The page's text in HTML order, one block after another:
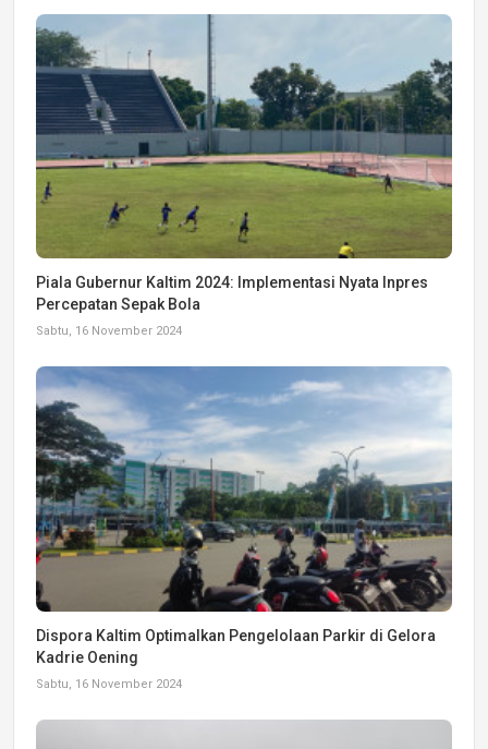
Piala Gubernur Kaltim 2024: Implementasi Nyata Inpres
Percepatan Sepak Bola
Sabtu, 16 November 2024
Dispora Kaltim Optimalkan Pengelolaan Parkir di Gelora
Kadrie Oening
Sabtu, 16 November 2024